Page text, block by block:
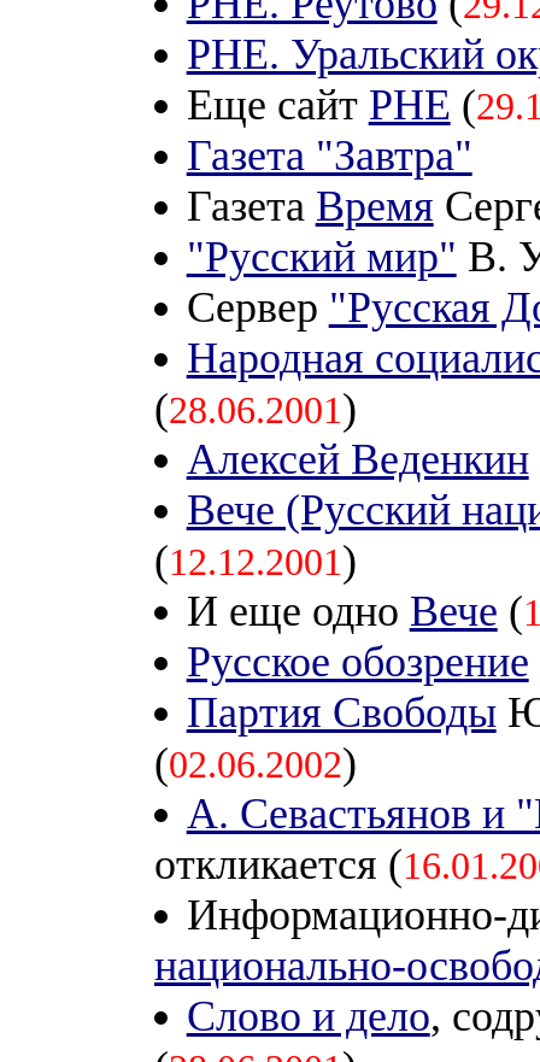
РНЕ. Уральский
Еще сайт РНЕ (
Газета "Завтра"
Газета Время
"Русский мир" В.
Сервер "Русская
Народная
(28.06.2001)
Алексей Веденкин
Вече (Русский
(12.12.2001)
И еще одно Вече (
Русское обозрение
Партия Свободы
(02.06.2002)
А. Севастьянов и
откликается (
Информационно-
национально-
Слово и дело,